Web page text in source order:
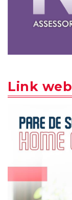
Link web